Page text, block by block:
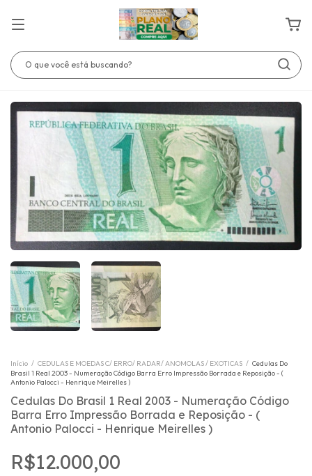
Início / CEDULAS E MOEDAS C/ ERRO/ RADAR/ ANOMOLAS / EXOTICAS / Cedulas Do
Brasil 1 Real 2003 - Numeração Código Barra Erro Impressão Borrada e Reposição - (
Antonio Palocci - Henrique Meirelles )
Cedulas Do Brasil 1 Real 2003 - Numeração Código
Barra Erro Impressão Borrada e Reposição - (
Antonio Palocci - Henrique Meirelles )
R$12.000,00